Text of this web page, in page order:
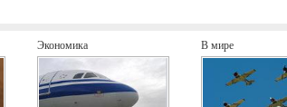
Экономика В мире